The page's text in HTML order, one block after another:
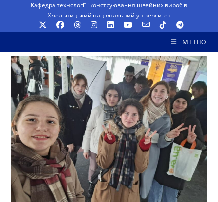
вмісту
Кафедра технології і конструювання швейних виробів
Хмельницький національний університет
МЕНЮ